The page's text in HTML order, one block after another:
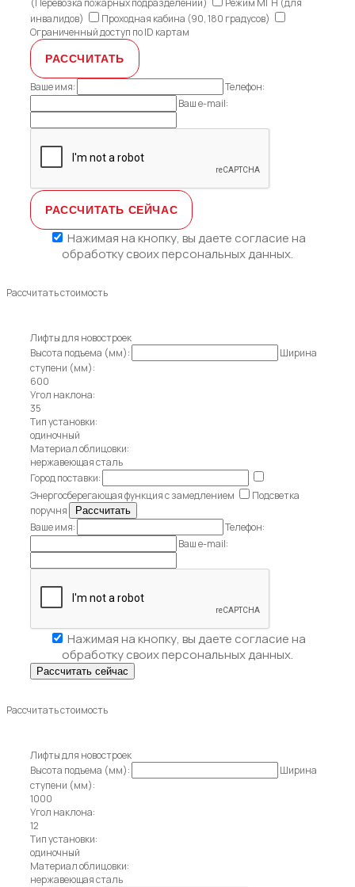
инвалидов)
Проходная кабина (90, 180 градусов)
Ограниченный доступ по ID картам
Ваше имя:
Телефон:
Ваш e-mail:
Нажимая на кнопку, вы даете согласие на
обработку своих персональных данных.
Рассчитать стоимость
Лифты для новостроек
Высота подъема (мм):
Ширина
ступени (мм):
600
Угол наклона:
35
Тип установки:
одиночный
Материал облицовки:
нержавеющая сталь
Город поставки:
Энергосберегающая функция с замедлением
Подсветка
поручня
Ваше имя:
Телефон:
Ваш e-mail:
Нажимая на кнопку, вы даете согласие на
обработку своих персональных данных.
Рассчитать стоимость
Лифты для новостроек
Высота подъема (мм):
Ширина
ступени (мм):
1000
Угол наклона:
12
Тип установки:
одиночный
Материал облицовки:
нержавеющая сталь